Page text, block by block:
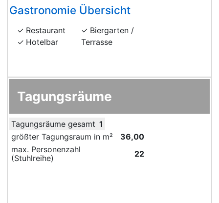
Gastronomie Übersicht
Restaurant
Hotelbar
Biergarten /
Terrasse
Tagungsräume
Tagungsräume gesamt 1
größter Tagungsraum in m²
36,00
max. Personenzahl
(Stuhlreihe)
22